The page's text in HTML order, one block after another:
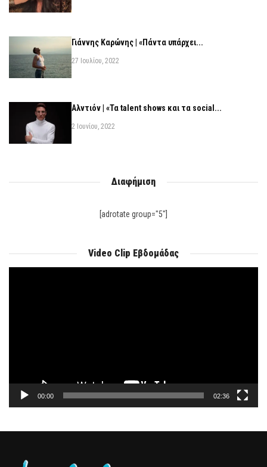
Γιάννης Καρώνης | «Πάντα υπάρχει...
27 Ιουλίου, 2022
Αλντιόν | «Τα talent shows και τα social...
2 Ιουνίου, 2022
Διαφήμιση
[adrotate group="5"]
Video Clip Εβδομάδας
00:00 02:36